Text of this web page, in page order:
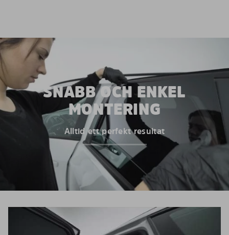
SNABB OCH ENKEL
MONTERING
Alltid ett perfekt resultat